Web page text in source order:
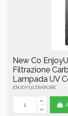
New Co
Filtrazione
Lampada UV
ENJOYULTRAPURE